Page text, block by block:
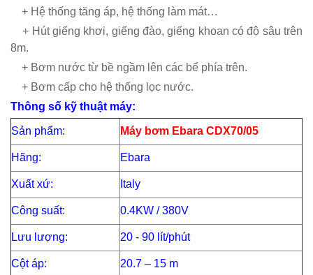
+ Hệ thống tăng áp, hệ thống làm mát…
+ Hút giếng khơi, giếng đào, giếng khoan có độ sâu trên
8m.
+ Bơm nước từ bề ngầm lên các bể phía trên.
+ Bơm cấp cho hệ thống lọc nước.
Thông số kỹ thuật máy:
Sản phẩm: Máy bơm Ebara CDX70/05
Hãng: Ebara
Xuất xứ: Italy
Công suất: 0.4KW / 380V
Lưu lượng: 20 - 90 lít/phút
Cột áp: 20.7 – 15 m